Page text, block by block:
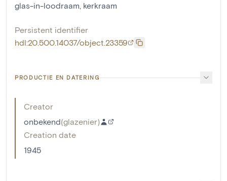
glas-in-loodraam, kerkraam
Persistent identifier
hdl:20.500.14037/object.23359
PRODUCTIE EN DATERING
Creator
onbekend(glazenier)
Creation date
1945